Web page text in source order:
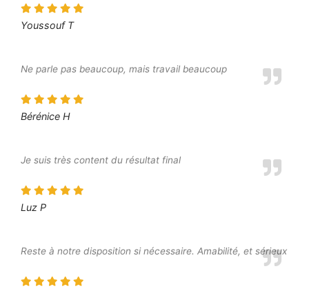
Youssouf T
Ne parle pas beaucoup, mais travail beaucoup
Bérénice H
Je suis très content du résultat final
Luz P
Reste à notre disposition si nécessaire. Amabilité, et sérieux